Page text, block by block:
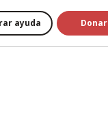
ayuda Donar